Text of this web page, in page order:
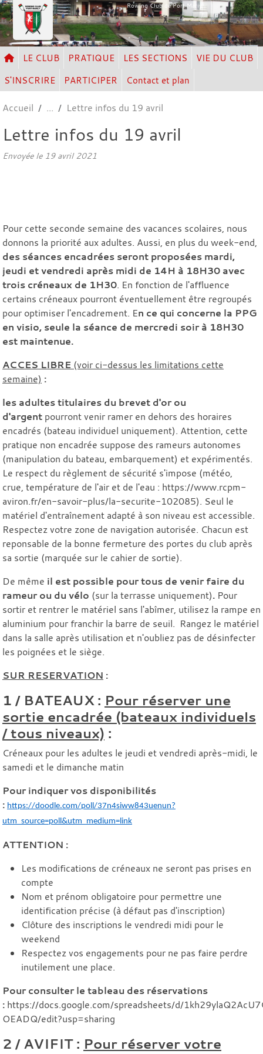
Rowing Club de Port Marly
LE CLUB PRATIQUE LES SECTIONS
VIE DU CLUB
S'INSCRIRE
PARTICIPER Contact et plan
Accueil Lettre infos du 19 avril
Lettre infos du 19 avril
Envoyée le 19 avril 2021
Pour cette seconde semaine des vacances scolaires, nous
donnons la priorité aux adultes. Aussi, en plus du week-end,
des séances encadrées seront proposées mardi,
jeudi et vendredi après midi de 14H à 18H30 avec
trois créneaux de 1H30. En fonction de l'affluence
certains créneaux pourront éventuellement être regroupés
pour optimiser l'encadrement. En ce qui concerne la PPG
en visio, seule la séance de mercredi soir à 18H30
est maintenue.
ACCES LIBRE (voir ci-dessus les limitations cette
semaine) :
les adultes titulaires du brevet d'or ou
d'argent pourront venir ramer en dehors des horaires
encadrés (bateau individuel uniquement). Attention, cette
pratique non encadrée suppose des rameurs autonomes
(manipulation du bateau, embarquement) et expérimentés.
Le respect du règlement de sécurité s'impose (météo,
crue, température de l'air et de l'eau : https://www.rcpm-
aviron.fr/en-savoir-plus/la-securite-102085). Seul le
matériel d'entraînement adapté à son niveau est accessible.
Respectez votre zone de navigation autorisée. Chacun est
reponsable de la bonne fermeture des portes du club après
sa sortie (marquée sur le cahier de sortie).
De même il est possible pour tous de venir faire du
rameur ou du vélo (sur la terrasse uniquement). Pour
sortir et rentrer le matériel sans l'abîmer, utilisez la rampe en
aluminium pour franchir la barre de seuil. Rangez le matériel
dans la salle après utilisation et n'oubliez pas de désinfecter
les poignées et le siège.
SUR RESERVATION :
1 / BATEAUX : Pour réserver une
sortie encadrée (bateaux individuels
/ tous niveaux) :
Créneaux pour les adultes le jeudi et vendredi après-midi, le
samedi et le dimanche matin
Pour indiquer vos disponibilités
: https://doodle.com/poll/37n4siww843uenun?
utm_source=poll&utm_medium=link
ATTENTION :
Les modifications de créneaux ne seront pas prises en
compte
Nom et prénom obligatoire pour permettre une
identification précise (à défaut pas d'inscription)
Clôture des inscriptions le vendredi midi pour le
weekend
Respectez vos engagements pour ne pas faire perdre
inutilement une place.
Pour consulter le tableau des réservations
: https://docs.google.com/spreadsheets/d/
OEADQ/edit?usp=sharing
2 / AVIFIT : Pour réserver votre
Panneau de gestion des cookies